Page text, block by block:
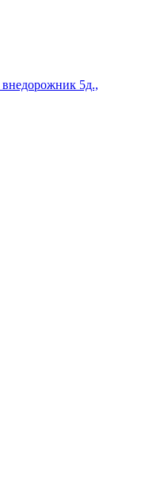
внедорожник 5д.,